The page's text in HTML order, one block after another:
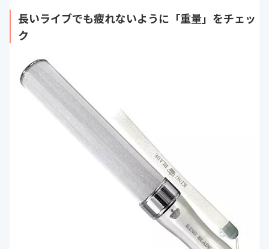
長いライブでも疲れないように「重量」をチェッ
ク